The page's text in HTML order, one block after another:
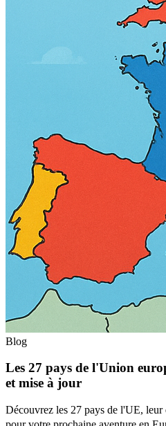
Blog
Les 27 pays de l'Union
et mise à jour
Découvrez les 27 pays de l'UE,